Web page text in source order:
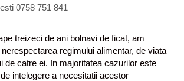
a
v
0758 751 841
treizeci de ani bolnavi de ficat, am
regimului alimentar, de viata
de catre ei. In majoritatea cazurilor este
intelegere a necesitatii acestor